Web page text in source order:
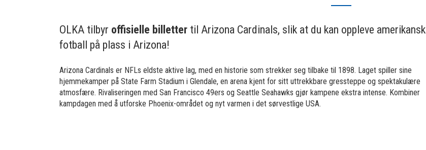
OLKA tilbyr offisielle billetter til Arizona Cardinals, slik at du kan oppleve amerikansk
fotball på plass i Arizona!
Arizona Cardinals er NFLs eldste aktive lag, med en historie som strekker seg tilbake til 1898. Laget spiller sine
hjemmekamper på State Farm Stadium i Glendale, en arena kjent for sitt uttrekkbare gressteppe og spektakulære
atmosfære. Rivaliseringen med San Francisco 49ers og Seattle Seahawks gjør kampene ekstra intense. Kombiner
kampdagen med å utforske Phoenix-området og nyt varmen i det sørvestlige USA.